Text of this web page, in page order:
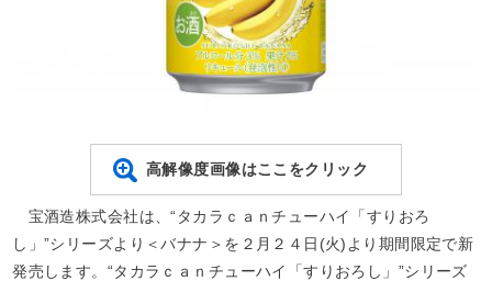
高解像度画像はここをクリック
宝酒造株式会社は、“タカラｃａｎチューハイ「すりおろ
し」”シリーズより＜バナナ＞を２月２４日(火)より期間限定で新
発売します。“タカラｃａｎチューハイ「すりおろし」”シリーズ